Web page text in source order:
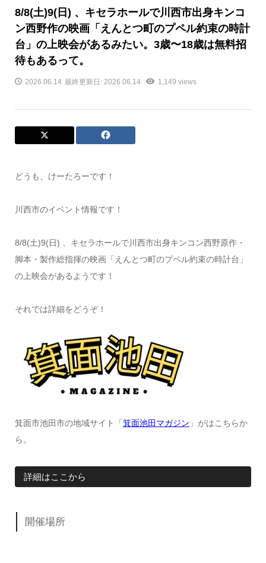
8/8(土)9(日) 、キセラホールで川西市出身キンコ
ン西野作の映画「えんとつ町のプペル約束の時計
台」の上映会があるみたい。3歳〜18歳は無料招
待もあるって。
2026.06.14 最終更新日: 2026.06.14 1,149 views
どうも、けーたろーです！
川西市のイベント情報です！
8/8(土)9(日) 、キセラホールで川西市出身キンコン西野原作・
脚本・製作総指揮の映画「えんとつ町のプペル約束の時計台」
の上映会があるようです！
それでは詳細をどうぞ！
箕面市池田市の地域サイト「 箕面池田マガジン 」がはこちらか
ら。
詳細はここから
開催場所